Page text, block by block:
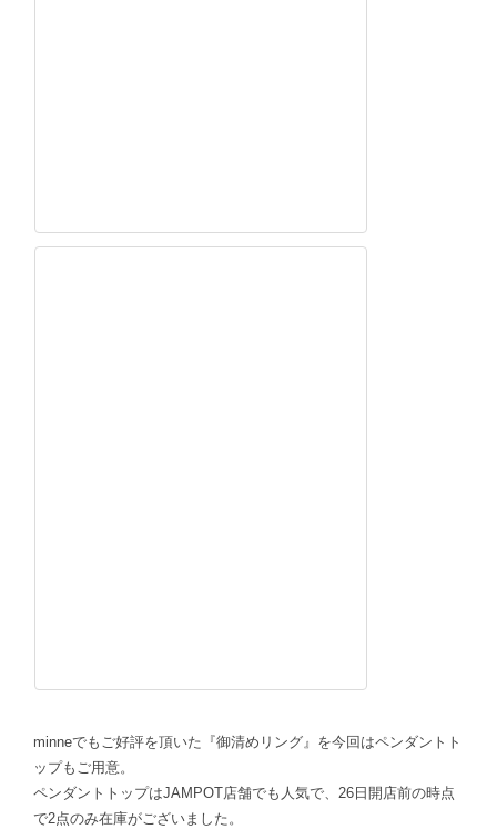
minneでもご好評を頂いた『御清めリング』を今回はペンダントト
ップもご用意。
ペンダントトップはJAMPOT店舗でも人気で、26日開店前の時点
で2点のみ在庫がございました。